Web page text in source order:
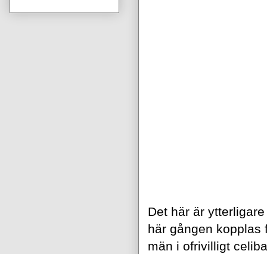
Det här är
här gången kopplas
män i ofrivilligt